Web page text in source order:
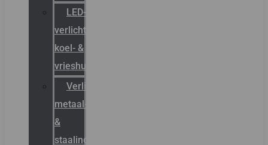
LED-
verlichting
koel- &
vrieshuizen
Verlichting
metaal-
&
staalindustrie